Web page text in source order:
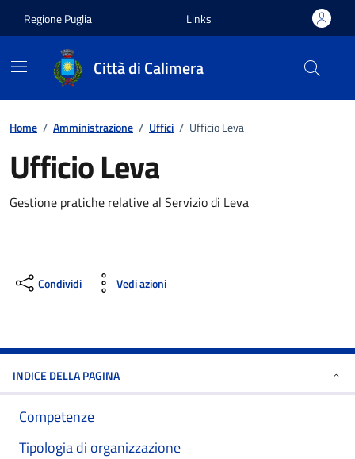
Regione Puglia Links
Città di Calimera
Home / Amministrazione / Uffici / Ufficio Leva
Ufficio Leva
Gestione pratiche relative al Servizio di Leva
Condividi Vedi azioni
INDICE DELLA PAGINA
Competenze
Tipologia di organizzazione